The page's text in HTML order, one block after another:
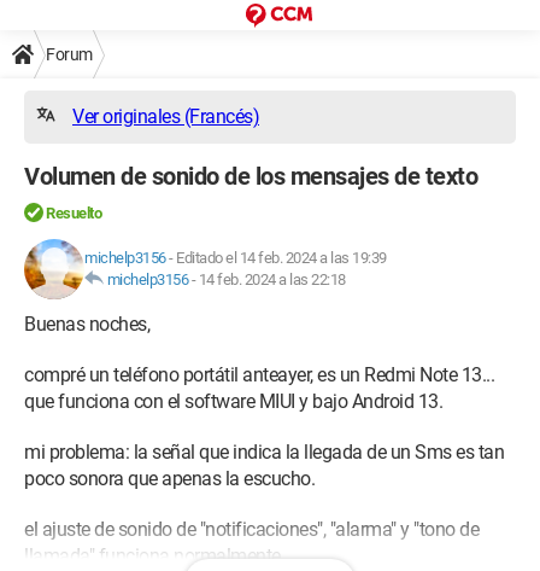
Forum
Ver originales (Francés)
Volumen de sonido de los mensajes de texto
Resuelto
michelp3156- Editado el 14 feb. 2024 a las 19:39
michelp3156- 14 feb. 2024 a las 22:18
Buenas noches,
compré un teléfono portátil anteayer, es un Redmi Note 13...
que funciona con el software MIUI y bajo Android 13.
mi problema: la señal que indica la llegada de un Sms es tan
poco sonora que apenas la escucho.
el ajuste de sonido de "notificaciones", "alarma" y "tono de
llamada" funciona normalmente.